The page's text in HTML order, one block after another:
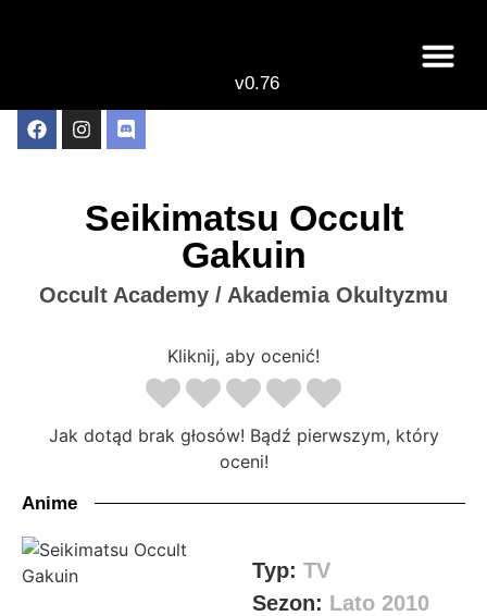
v0.76
Seikimatsu Occult
Gakuin
Occult Academy / Akademia Okultyzmu
Kliknij, aby ocenić!
Jak dotąd brak głosów! Bądź pierwszym, który
oceni!
Anime
Typ: TV
Sezon: Lato 2010